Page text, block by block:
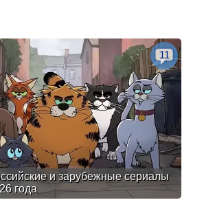
и зарубежные сериалы
года
11